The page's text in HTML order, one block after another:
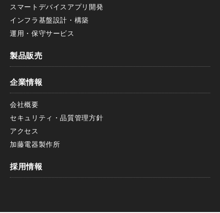
スマートデバイスアプリ開発
インフラ基盤設計・構築
運用・保守サービス
製品販売
企業情報
会社概要
セキュリティ・品質管理方針
アクセス
加藤電器製作所
採用情報